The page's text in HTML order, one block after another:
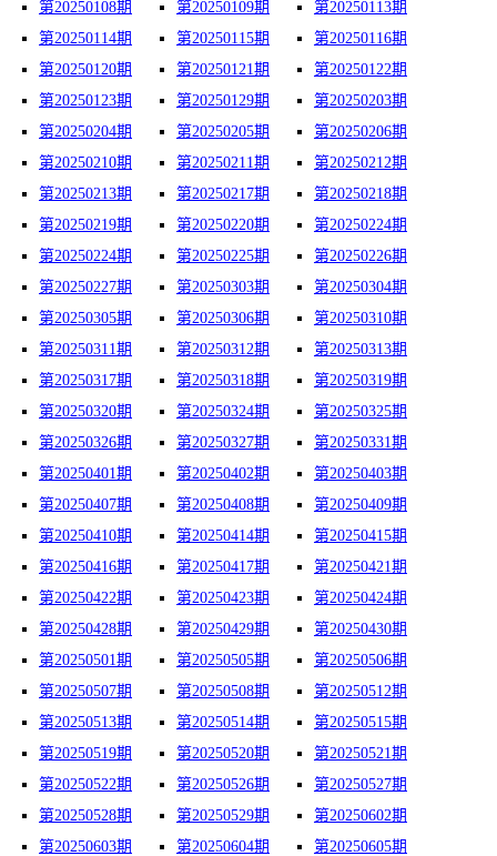
第20250108期
第20250109期
第20250113期
第20250114期
第20250115期
第20250116期
第20250120期
第20250121期
第20250122期
第20250123期
第20250129期
第20250203期
第20250204期
第20250205期
第20250206期
第20250210期
第20250211期
第20250212期
第20250213期
第20250217期
第20250218期
第20250219期
第20250220期
第20250224期
第20250224期
第20250225期
第20250226期
第20250227期
第20250303期
第20250304期
第20250305期
第20250306期
第20250310期
第20250311期
第20250312期
第20250313期
第20250317期
第20250318期
第20250319期
第20250320期
第20250324期
第20250325期
第20250326期
第20250327期
第20250331期
第20250401期
第20250402期
第20250403期
第20250407期
第20250408期
第20250409期
第20250410期
第20250414期
第20250415期
第20250416期
第20250417期
第20250421期
第20250422期
第20250423期
第20250424期
第20250428期
第20250429期
第20250430期
第20250501期
第20250505期
第20250506期
第20250507期
第20250508期
第20250512期
第20250513期
第20250514期
第20250515期
第20250519期
第20250520期
第20250521期
第20250522期
第20250526期
第20250527期
第20250528期
第20250529期
第20250602期
第20250603期
第20250604期
第20250605期